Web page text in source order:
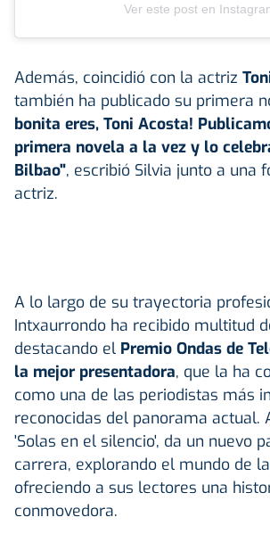
Ver este post en
Además, coincidió con la actriz
también ha publicado su primera
bonita eres, Toni Acosta!
primera novela a la vez y lo
Bilbao", escribió Silvia junto a una
actriz.
A lo largo de su trayectoria
Intxaurrondo ha recibido multitud
destacando el Premio Ondas de
la mejor presentadora, que la ha
como una de las periodistas más
reconocidas del panorama actual.
'Solas en el silencio', da un nuevo
carrera, explorando el mundo de
ofreciendo a sus lectores una
conmovedora.